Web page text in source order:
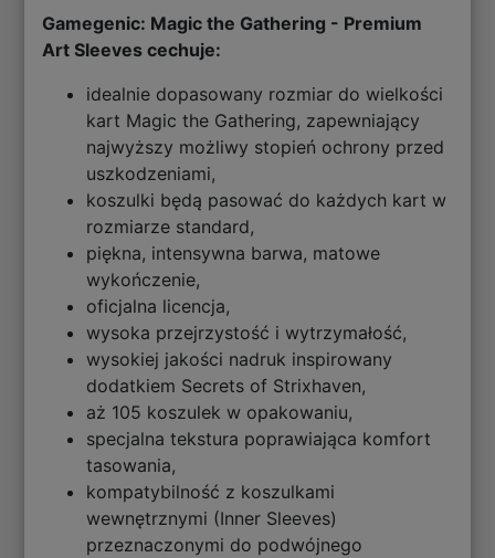
Gamegenic: Magic the Gathering - Premium
Art Sleeves cechuje:
idealnie dopasowany rozmiar do wielkości
kart Magic the Gathering, zapewniający
najwyższy możliwy stopień ochrony przed
uszkodzeniami,
koszulki będą pasować do każdych kart w
rozmiarze standard,
piękna, intensywna barwa, matowe
wykończenie,
oficjalna licencja,
wysoka przejrzystość i wytrzymałość,
wysokiej jakości nadruk inspirowany
dodatkiem Secrets of Strixhaven,
aż 105 koszulek w opakowaniu,
specjalna tekstura poprawiająca komfort
tasowania,
kompatybilność z koszulkami
wewnętrznymi (Inner Sleeves)
przeznaczonymi do podwójnego